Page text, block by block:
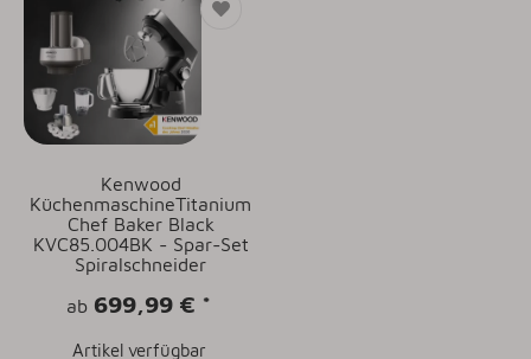
Kenwood
KüchenmaschineTitanium
Chef Baker Black
KVC85.004BK - Spar-Set
Spiralschneider
ab 699,99 € *
Artikel verfügbar